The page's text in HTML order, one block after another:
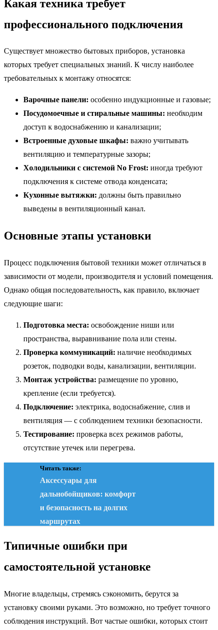
Какая техника требует
профессионального подключения
Существует множество бытовых приборов, установка
которых требует специальных знаний. К числу наиболее
требовательных к монтажу относятся:
Варочные панели: особенно индукционные и газовые;
Посудомоечные и стиральные машины: необходим
доступ к водоснабжению и канализации;
Встроенные духовые шкафы: важно учитывать
вентиляцию и температурные зазоры;
Холодильники с системой No Frost: иногда требуют
подключения к системе отвода конденсата;
Кухонные вытяжки: должны быть правильно
выведены в вентиляционный канал.
Основные этапы установки
Процесс подключения бытовой техники может отличаться в
зависимости от модели, производителя и условий помещения.
Однако общая последовательность, как правило, включает
следующие шаги:
Подготовка места: освобождение ниши или
пространства, выравнивание пола или стены.
Проверка коммуникаций: наличие необходимых
розеток, подводки воды, канализации, вентиляции.
Монтаж устройства: размещение по уровню,
крепление (если требуется).
Подключение: электрика, водоснабжение, слив и
вентиляция — с соблюдением техники безопасности.
Тестирование: проверка всех режимов работы,
отсутствие утечек или перегрева.
Читать также:
Аксессуары для
дальнобойщиков: комфорт
и безопасность на долгих
маршрутах
Типичные ошибки при
самостоятельной установке
Многие владельцы, стремясь сэкономить, берутся за
установку своими руками. Это возможно, но требует точного
соблюдения инструкций. Вот частые ошибки, которых стоит